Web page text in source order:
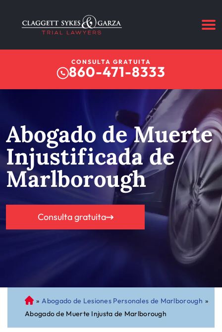
CONSULTA GRATUITA
860-471-8333
Abogado de Muerte
Injustificada de
Marlborough
Consulta gratuita
A
bo
ga
» Abogado de Lesiones Personales de Marlborough »
Abogado de Muerte Injusta de Marlborough